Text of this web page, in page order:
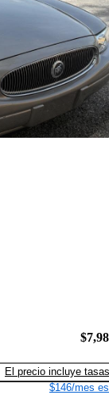
El precio incluye tasas
$146/mes